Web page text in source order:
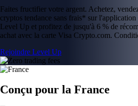
Faites fructifier votre argent. Achetez,
cryptos tendance sans frais* sur
Level Up et profitez de jusqu'à 6 % de
achat avec la carte Visa Crypto.com.
Rejoindre Level Up
Conçu pour la France